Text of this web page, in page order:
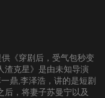
24
27
《穿剧后，受气包秒变
渣克星》是由未知导演
鼎,李泽浩，讲的是短剧
后，将妻子苏曼宁以及